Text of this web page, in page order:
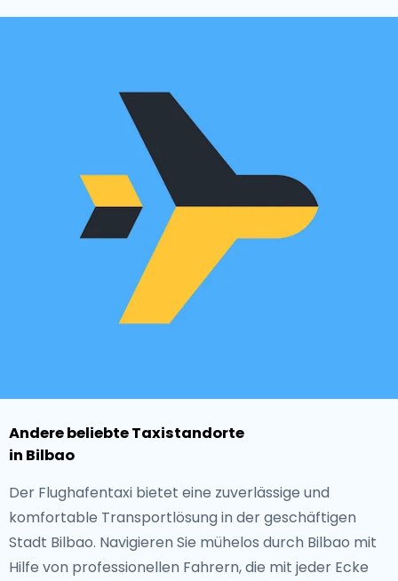
Andere beliebte Taxistandorte
in Bilbao
Der Flughafentaxi bietet eine zuverlässige und
komfortable Transportlösung in der geschäftigen
Stadt Bilbao. Navigieren Sie mühelos durch Bilbao mit
Hilfe von professionellen Fahrern, die mit jeder Ecke